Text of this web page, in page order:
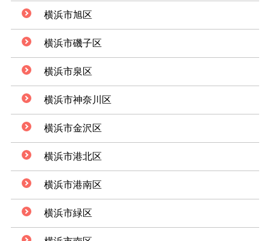
横浜市旭区
横浜市磯子区
横浜市泉区
横浜市神奈川区
横浜市金沢区
横浜市港北区
横浜市港南区
横浜市緑区